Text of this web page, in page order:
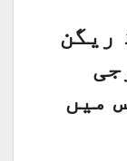
ریگن
میں